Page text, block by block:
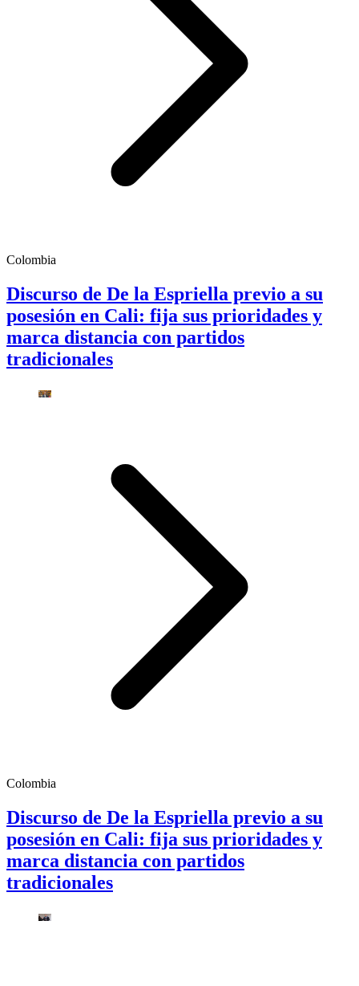
Colombia
Discurso de De la Espriella previo a su
posesión en Cali: fija sus prioridades y
marca distancia con partidos
tradicionales
Colombia
Discurso de De la Espriella previo a su
posesión en Cali: fija sus prioridades y
marca distancia con partidos
tradicionales